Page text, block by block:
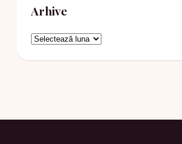
Arhive
Arhive